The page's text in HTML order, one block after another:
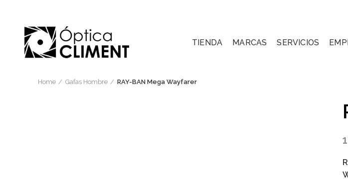
TIENDA MARCAS SERVICIOS
Home Gafas Hombre RAY-BAN Mega Wayfarer